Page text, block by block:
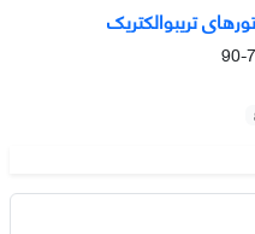
تریبوالکتریک